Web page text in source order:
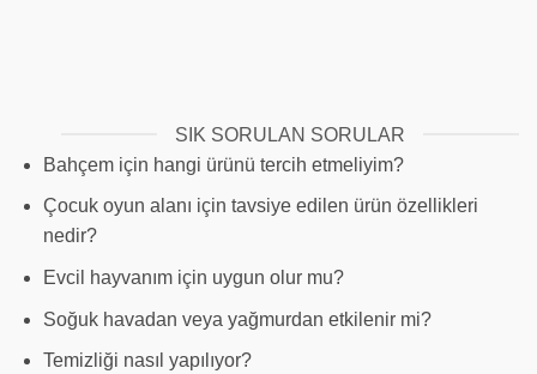
SIK SORULAN SORULAR
Bahçem için hangi ürünü tercih etmeliyim?
Çocuk oyun alanı için tavsiye edilen ürün özellikleri
nedir?
Evcil hayvanım için uygun olur mu?
Soğuk havadan veya yağmurdan etkilenir mi?
Temizliği nasıl yapılıyor?